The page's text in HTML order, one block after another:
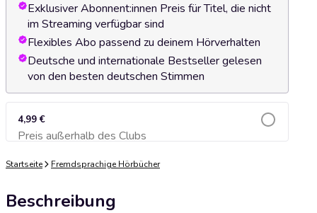
Exklusiver Abonnent:innen Preis für Titel, die nicht
im Streaming verfügbar sind
Flexibles Abo passend zu deinem Hörverhalten
Deutsche und internationale Bestseller gelesen
von den besten deutschen Stimmen
4,99 €
Preis außerhalb des ClubsZum Warenkorb hinzufügen
Startseite Fremdsprachige Hörbücher
Beschreibung